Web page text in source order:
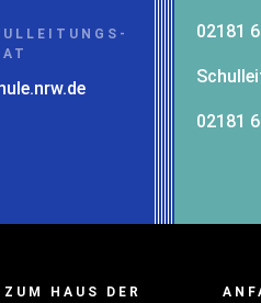
02181
02181
HAUS DER